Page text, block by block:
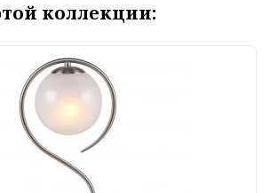
коллекции: